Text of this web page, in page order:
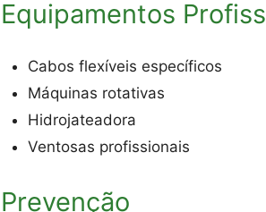
Equipamentos
Cabos flexíveis específicos
Máquinas rotativas
Hidrojateadora
Ventosas profissionais
Prevenção